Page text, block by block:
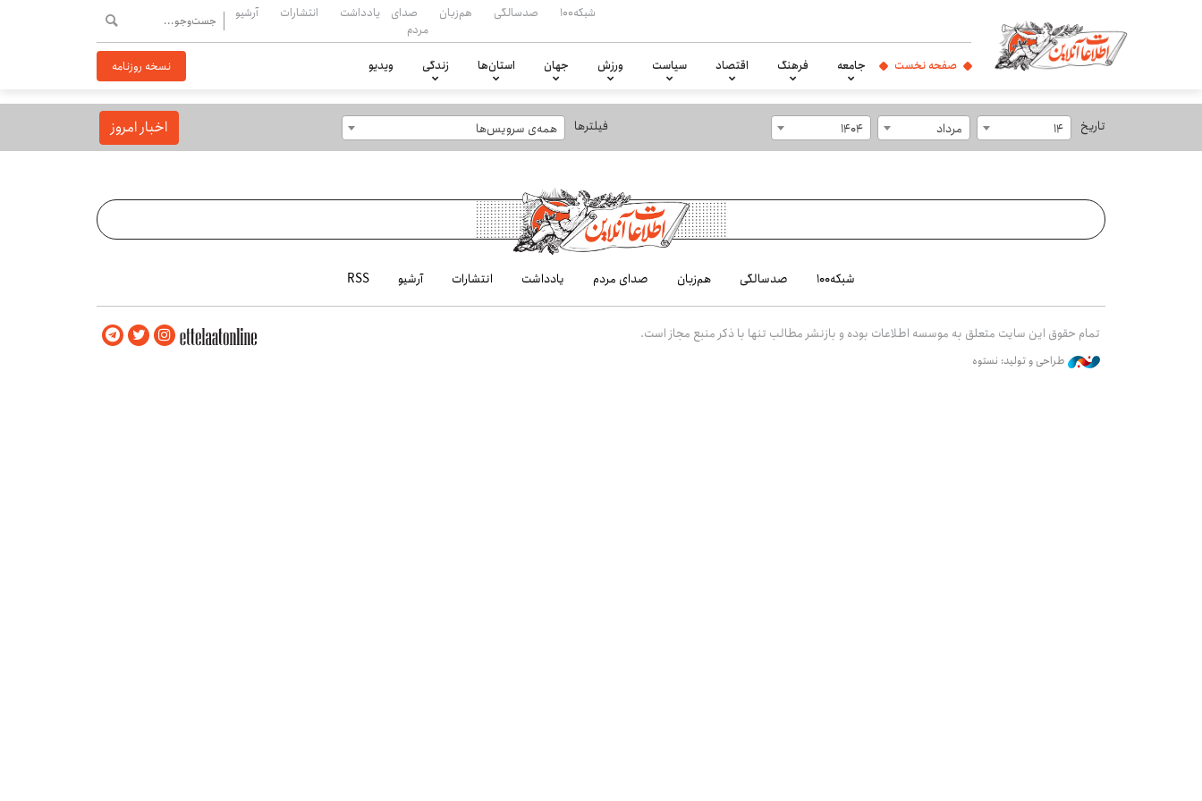
شبکه۱۰۰ صدسالگی هم‌زبان
صدای
مردم
یادداشت انتشارات آرشیو
صفحه نخست جامعه فرهنگ اقتصاد سیاست ورزش جهان استان‌ها زندگی ویدیو نسخه روزنامه
تاریخ 14 مرداد 1404 فیلترها همه‌ی سرویس‌ها اخبار امروز
شبکه۱۰۰ صدسالگی هم‌زبان صدای مردم یادداشت انتشارات آرشیو RSS
تمام حقوق این سایت متعلق به موسسه اطلاعات بوده و بازنشر مطالب تنها با ذکر منبع مجاز است.
طراحی و تولید: نستوه